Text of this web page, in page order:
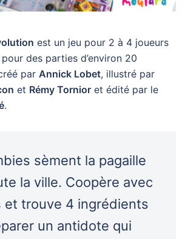
est un jeu pour 2 à 4 joueurs
des parties d’environ 20
par Annick Lobet, illustré par
et Rémy Tornior et édité par le
.
sèment la pagaille
la ville. Coopère avec
et trouve 4 ingrédients
un antidote qui